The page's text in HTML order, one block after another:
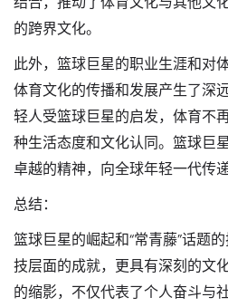
的跨界文化。
此外，篮球巨星的职业生涯和对
体育文化的传播和发展产生了深
轻人受篮球巨星的启发，体育不
种生活态度和文化认同。篮球巨
卓越的精神，向全球年轻一代传
总结：
篮球巨星的崛起和“常青藤”话题
技层面的成就，更具有深刻的文
的缩影，不仅代表了个人奋斗与